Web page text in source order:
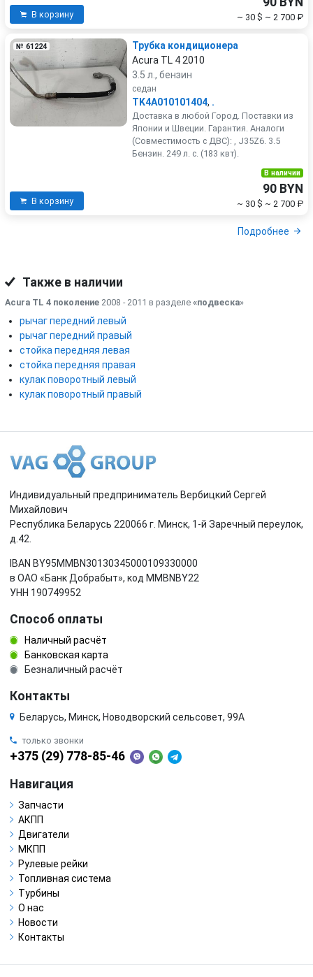
В корзину ~ 30 $ ~ 2 700 ₽
№ 61224
Трубка кондиционера
Acura TL 4 2010
3.5 л., бензин
седан
TK4A010101404, .
Доставка в любой Город. Поставки из
Японии и Швеции. Гарантия. Аналоги
(Совместимость с ДВС): , J35Z6. 3.5
Бензин. 249 л. с. (183 квт).
В корзину
В наличии
90 BYN
~ 30 $ ~ 2 700 ₽
Подробнее
Также в наличии
Acura TL 4 поколение 2008 - 2011 в разделе «подвеска»
рычаг передний левый
рычаг передний правый
стойка передняя левая
стойка передняя правая
кулак поворотный левый
кулак поворотный правый
Индивидуальный предприниматель Вербицкий Сергей
Михайлович
Республика Беларусь 220066 г. Минск, 1-й Заречный переулок,
д.42.
IBAN BY95MMBN30130345000109330000
в ОАО «Банк Добрабыт», код MMBNBY22
УНН 190749952
Способ оплаты
Наличный расчёт
Банковская карта
Безналичный расчёт
Контакты
Беларусь, Минск, Новодворский сельсовет, 99А
только звонки
+375 (29) 778-85-46
Навигация
Запчасти
АКПП
Двигатели
МКПП
Рулевые рейки
Топливная система
Турбины
О нас
Новости
Контакты